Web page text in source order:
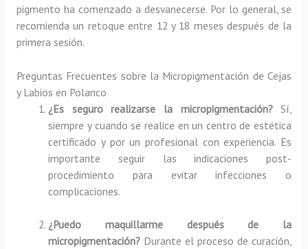
pigmento ha comenzado a desvanecerse. Por lo general, se
recomienda un retoque entre 12 y 18 meses después de la
primera sesión.
Preguntas Frecuentes sobre la Micropigmentación de Cejas
y Labios en Polanco
¿Es seguro realizarse la micropigmentación?Sí,
siempre y cuando se realice en un centro de estética
certificado y por un profesional con experiencia. Es
importante seguir las indicaciones post-
procedimiento para evitar infecciones o
complicaciones.
¿Puedo maquillarme después de la
micropigmentación? Durante el proceso de curación,